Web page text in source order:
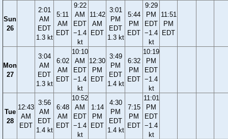
Sun
26
2:01
AM
EDT
1.3 kt
5:11
AM
EDT
9:22
AM
EDT
−1.4
kt
11:42
AM
EDT
3:01
PM
EDT
1.3 kt
5:44
PM
EDT
9:29
PM
EDT
−1.4
kt
11:51
PM
EDT
Mon
27
3:04
AM
EDT
1.3 kt
6:02
AM
EDT
10:10
AM
EDT
−1.4
kt
12:30
PM
EDT
3:49
PM
EDT
1.4 kt
6:32
PM
EDT
10:19
PM
EDT
−1.4
kt
Tue
28
12:43
AM
EDT
3:56
AM
EDT
1.4 kt
6:48
AM
EDT
10:52
AM
EDT
−1.4
kt
1:14
PM
EDT
4:30
PM
EDT
1.4 kt
7:15
PM
EDT
11:01
PM
EDT
−1.4
kt